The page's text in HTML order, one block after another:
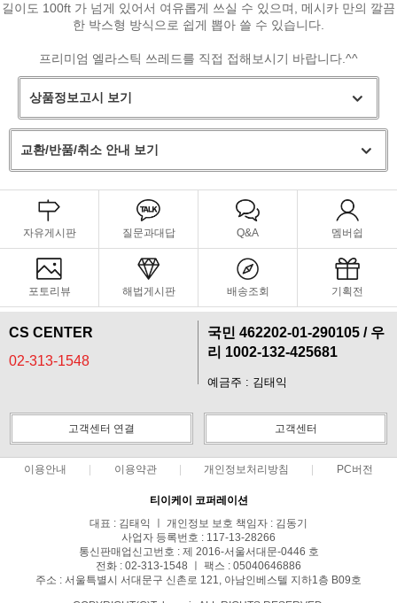
페이코 ID로
PAYCO 바로
길이도 100ft 가 넘게 있어서 여유롭게 쓰실 수 있으며, 메시카 만의 깔끔
한 박스형 방식으로 쉽게 뽑아 쓸 수 있습니다.
프리미엄 엘라스틱 쓰레드를 직접 접해보시기 바랍니다.^^
상품정보고시 보기
교환/반품/취소 안내 보기
자유게시판 질문과대답 Q&A 멤버쉽
포토리뷰 해법게시판 배송조회 기획전
CS CENTER
02-313-1548
국민 462202-01-290105 / 우
리 1002-132-425681
예금주 : 김태익
고객센터 연결 고객센터
이용안내 이용약관 개인정보처리방침 PC버전
티이케이 코퍼레이션
대표 : 김태익 ㅣ 개인정보 보호 책임자 : 김동기
사업자 등록번호 : 117-13-28266
통신판매업신고번호 : 제 2016-서울서대문-0446 호
전화 : 02-313-1548 ㅣ 팩스 : 05040646886
주소 : 서울특별시 서대문구 신촌로 121, 아남인베스텔 지하1층 B09호